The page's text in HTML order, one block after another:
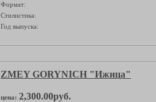
Формат:
Стилистика:
Год выпуска:
ZMEY GORYNICH "Ижица"
цена: 2,300.00руб.